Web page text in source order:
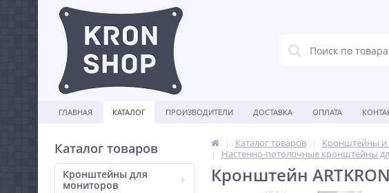
ГЛАВНАЯ КАТАЛОГ ПРОИЗВОДИТЕЛИ ДОСТАВКА ОПЛАТА
Каталог товаров
Кронштейны для
мониторов
Каталог товаров
Кронштейны и
Настенно-потолочные кронштейны
Кронштейн